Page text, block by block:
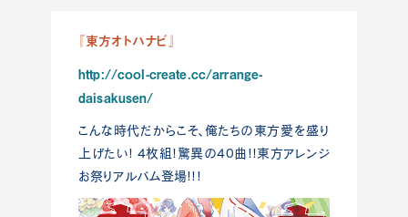
『東方オトハナビ』
http://cool-create.cc/arrange-
daisakusen/
こんな時代だからこそ、俺たちの東方愛を盛り
上げたい! 4枚組!驚異の40曲!!東方アレンジ
お祭りアルバム登場!!!